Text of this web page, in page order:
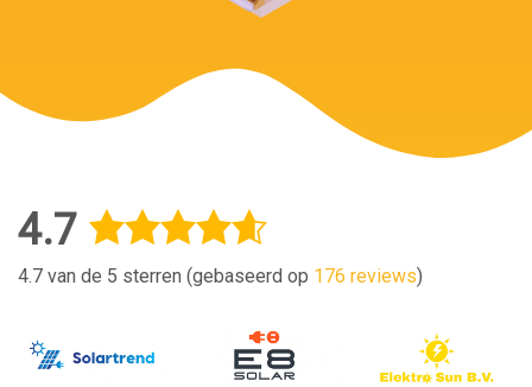
4.7
4.7 van de 5 sterren (gebaseerd op 176 reviews)